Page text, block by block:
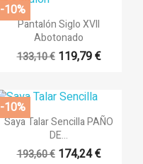
 Vista rápida
Pantalón Siglo XVII
Abotonado
133,10 € 119,79 €
-10%
 Vista rápida
Saya Talar Sencilla PAÑO
DE...
193,60 € 174,24 €
-10%